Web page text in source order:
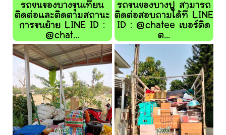
รถขนของบางขุนเทียน
ติดต่อและติดตามสถานะ
การขนย้าย LINE ID :
@chat...
รถขนของบางปู สามารถ
ติดต่อสอบถามได้ที่ LINE
ID : @chatee เบอร์ติด
ต...